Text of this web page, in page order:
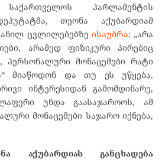
პარლამენტის
თეონა აქუბარდიამ
ცვლილებებზე ისაუბრა: „არა
არამედ ფიზიკური პირებიც
პერსონალური მონაცემები რატი
მიაწოდონ და თუ ეს უწყება,
ინტერესიდან გამომდინარე,
უნდა გაასაჯაროოს, ამ
მონაცემები საჯარო იქნება,
აქუბარდიას განცხადება